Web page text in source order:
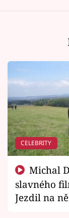
CELEBRITY
slavného
Jezdil na